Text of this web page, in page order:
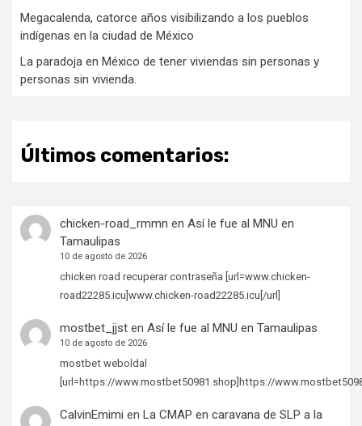
Megacalenda, catorce años visibilizando a los pueblos
indígenas en la ciudad de México
La paradoja en México de tener viviendas sin personas y
personas sin vivienda.
Últimos comentarios:
chicken-road_rmmn en Así le fue al MNU en
Tamaulipas
10 de agosto de 2026
chicken road recuperar contraseña [url=www.chicken-
road22285.icu]www.chicken-road22285.icu[/url]
mostbet_jjsten Así le fue al MNU en Tamaulipas
10 de agosto de 2026
mostbet weboldal
[url=https://www.mostbet50981.shop]https://
CalvinEmimi en La CMAP en caravana de SLP a la